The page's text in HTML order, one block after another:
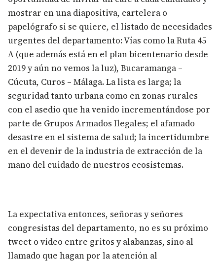
mostrar en una diapositiva, cartelera o
papelógrafo si se quiere, el listado de necesidades
urgentes del departamento: Vías como la Ruta 45
A (que además está en el plan bicentenario desde
2019 y aún no vemos la luz), Bucaramanga –
Cúcuta, Curos – Málaga. La lista es larga; la
seguridad tanto urbana como en zonas rurales
con el asedio que ha venido incrementándose por
parte de Grupos Armados Ilegales; el afamado
desastre en el sistema de salud; la incertidumbre
en el devenir de la industria de extracción de la
mano del cuidado de nuestros ecosistemas.
La expectativa entonces, señoras y señores
congresistas del departamento, no es su próximo
tweet o video entre gritos y alabanzas, sino al
llamado que hagan por la atención al